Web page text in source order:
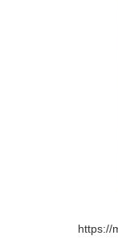
https://